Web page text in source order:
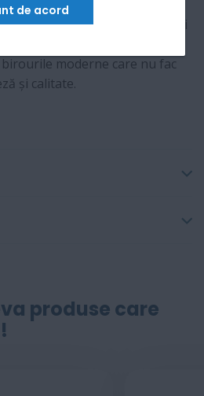
de acord
10 utilizatori, oferind o
prin intermediul ecranului
dual-band Wi-Fi. Este
moderne care nu fac
și calitate.
produse care